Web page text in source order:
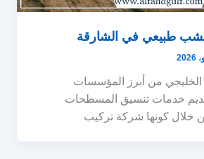
طبيعي في الشارقة
الخليجي من أبرز المؤسسات
خدمات تنسيق المسطحات
خلال كونها شركة تركيب